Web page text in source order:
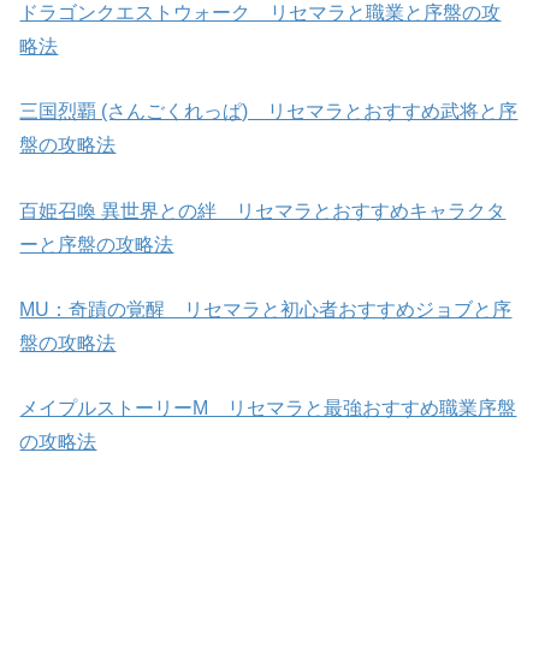
ドラゴンクエストウォーク リセマラと職業と序盤の攻
略法
三国烈覇 (さんごくれっぱ) リセマラとおすすめ武将と序
盤の攻略法
百姫召喚 異世界との絆 リセマラとおすすめキャラクタ
ーと序盤の攻略法
MU：奇蹟の覚醒 リセマラと初心者おすすめジョブと序
盤の攻略法
メイプルストーリーM リセマラと最強おすすめ職業序盤
の攻略法